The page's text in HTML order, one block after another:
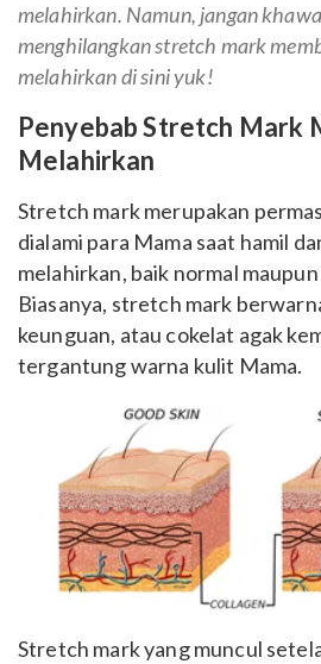
melahirkan. Namun, jangan
menghilangkan stretch mark
melahirkan di sini yuk!
Penyebab Stretch Mark
Melahirkan
Stretch mark merupakan
dialami para Mama saat hamil
melahirkan, baik normal
Biasanya, stretch mark
keunguan, atau cokelat agak
tergantung warna kulit Mama.
Stretch mark yang muncul